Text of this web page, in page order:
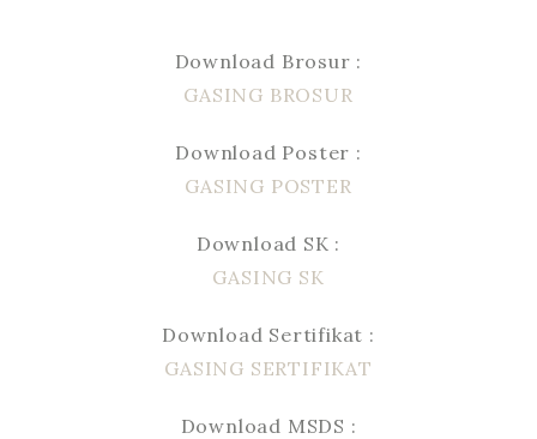
Download Brosur :
GASING BROSUR
Download Poster :
GASING POSTER
Download SK :
GASING SK
Download Sertifikat :
GASING SERTIFIKAT
Download MSDS :